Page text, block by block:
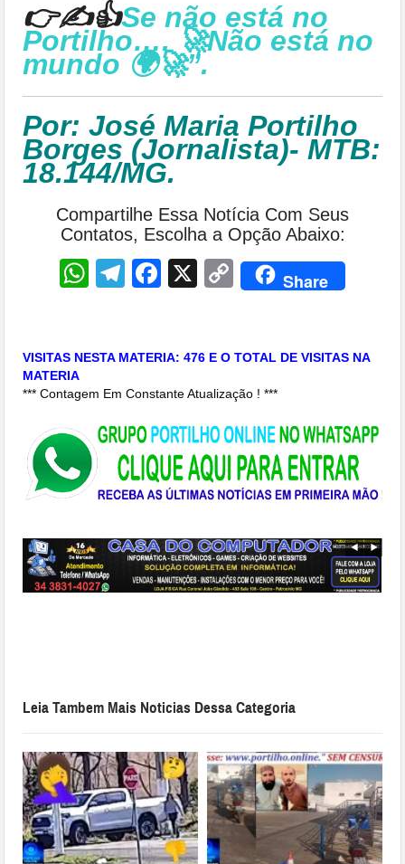
👉✍👍Se não está no
Portilho…. 🚀Não está no
mundo 🌍🚀”.
Por: José Maria Portilho
Borges (Jornalista)- MTB:
18.144/MG.
Compartilhe Essa Notícia Com Seus
Contatos, Escolha a Opção Abaixo:
WhatsApp
Telegram
Facebook
X CopyShare
VISITAS NESTA MATERIA: 476 E O TOTAL DE VISITAS NA
MATERIA
*** Contagem Em Constante Atualização ! ***
Leia Tambem Mais Noticias Dessa Categoria